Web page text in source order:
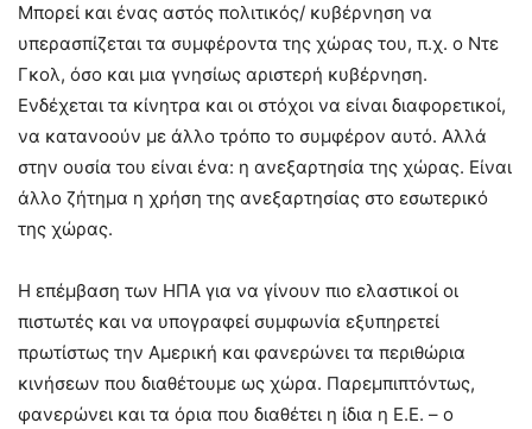
Μπορεί και ένας αστός πολιτικός/ κυβέρνηση να
υπερασπίζεται τα συμφέροντα της χώρας του, π.χ. ο Ντε
Γκoλ, όσο και μια γνησίως αριστερή κυβέρνηση.
Ενδέχεται τα κίνητρα και οι στόχοι να είναι διαφορετικοί,
να κατανοούν με άλλο τρόπο το συμφέρον αυτό. Αλλά
στην ουσία του είναι ένα: η ανεξαρτησία της χώρας. Είναι
άλλο ζήτημα η χρήση της ανεξαρτησίας στο εσωτερικό
της χώρας.
Η επέμβαση των ΗΠΑ για να γίνουν πιο ελαστικοί οι
πιστωτές και να υπογραφεί συμφωνία εξυπηρετεί
πρωτίστως την Αμερική και φανερώνει τα περιθώρια
κινήσεων που διαθέτουμε ως χώρα. Παρεμπιπτόντως,
φανερώνει και τα όρια που διαθέτει η ίδια η Ε.Ε. – ο